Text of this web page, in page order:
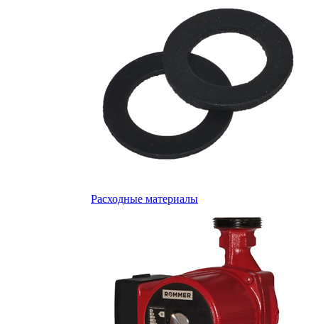
Расходные материалы